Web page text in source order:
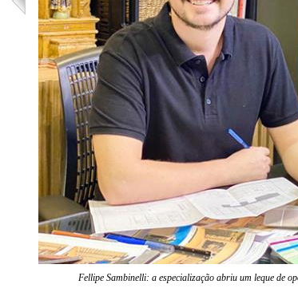
Fellipe Sambinelli: a especialização abriu um leque de